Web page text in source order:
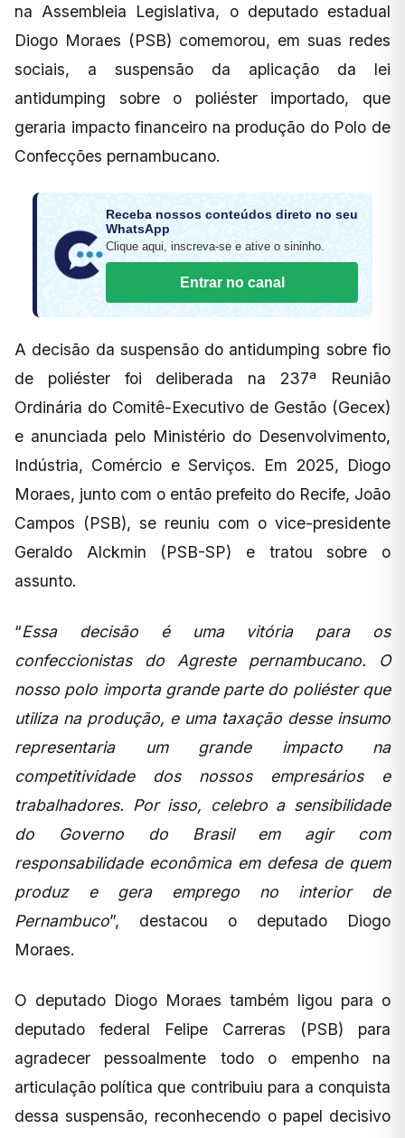
na Assembleia Legislativa, o deputado estadual
Diogo Moraes (PSB) comemorou, em suas redes
sociais, a suspensão da aplicação da lei
antidumping sobre o poliéster importado, que
geraria impacto financeiro na produção do Polo de
Confecções pernambucano.
Receba nossos conteúdos direto no seu
WhatsApp
Clique aqui, inscreva-se e ative o sininho.
Entrar no canal
A decisão da suspensão do antidumping sobre fio
de poliéster foi deliberada na 237ª Reunião
Ordinária do Comitê-Executivo de Gestão (Gecex)
e anunciada pelo Ministério do Desenvolvimento,
Indústria, Comércio e Serviços. Em 2025, Diogo
Moraes, junto com o então prefeito do Recife, João
Campos (PSB), se reuniu com o vice-presidente
Geraldo Alckmin (PSB-SP) e tratou sobre o
assunto.
“Essa decisão é uma vitória para os
confeccionistas do Agreste pernambucano. O
nosso polo importa grande parte do poliéster que
utiliza na produção, e uma taxação desse insumo
representaria um grande impacto na
competitividade dos nossos empresários e
trabalhadores. Por isso, celebro a sensibilidade
do Governo do Brasil em agir com
responsabilidade econômica em defesa de quem
produz e gera emprego no interior de
Pernambuco”, destacou o deputado Diogo
Moraes.
O deputado Diogo Moraes também ligou para o
deputado federal Felipe Carreras (PSB) para
agradecer pessoalmente todo o empenho na
articulação política que contribuiu para a conquista
dessa suspensão, reconhecendo o papel decisivo